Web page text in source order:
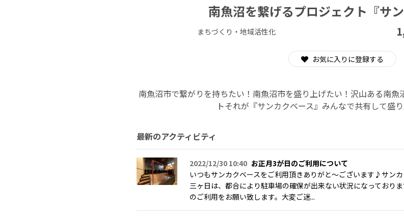
南魚沼を繋げるプロジェクト『サン
まちづくり・地域活性化
お気に入りに登録する
南魚沼市で繋がりを持ちたい！南魚沼市を盛り上げたい！沢山ある南
トそれが『サンカクベース』みんなで共有して盛
最新のアクティビティ
2022/12/30 10:40 お正月3が日のご利用について
いつもサンカクベースをご利用頂きありがと〜ございます♪サンカ
三ヶ日は、都合により駐車場の確保が出来ない状況になっており
のご利用をお願い致します。大変ご迷...